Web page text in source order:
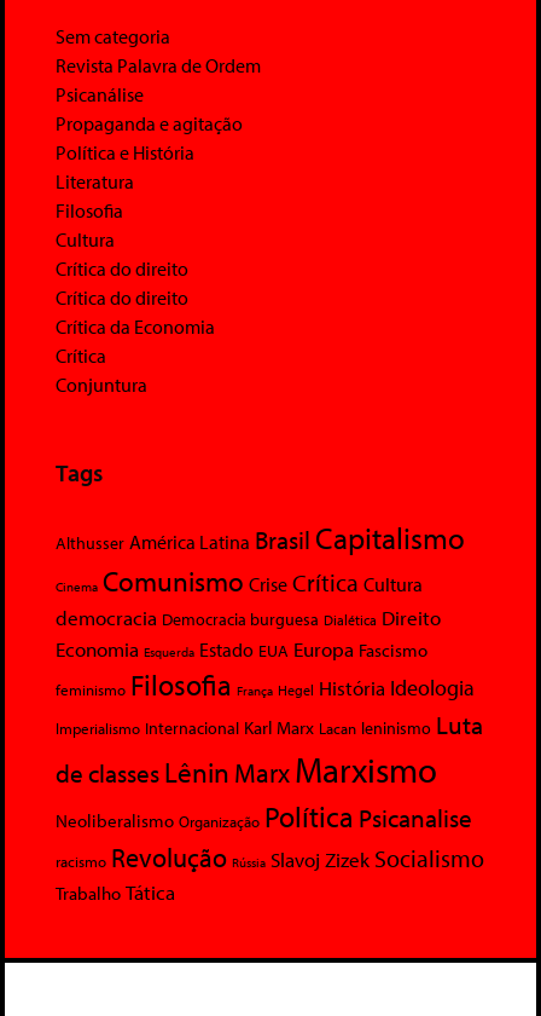
Sem categoria
Revista Palavra de Ordem
Psicanálise
Propaganda e agitação
Política e História
Literatura
Filosofia
Cultura
Crítica do direito
Crítica do direito
Crítica da Economia
Crítica
Conjuntura
Tags
Althusser América Latina Brasil Capitalismo
Cinema Comunismo Crise Crítica Cultura
democracia Democracia burguesa Dialética Direito
Economia Esquerda Estado EUA Europa Fascismo
feminismo Filosofia França Hegel História Ideologia
Imperialismo Internacional Karl Marx Lacan leninismo Luta
de classesLênin MarxMarxismo
Neoliberalismo Organização Política Psicanalise
racismo Revolução Rússia Slavoj Zizek Socialismo
Trabalho Tática